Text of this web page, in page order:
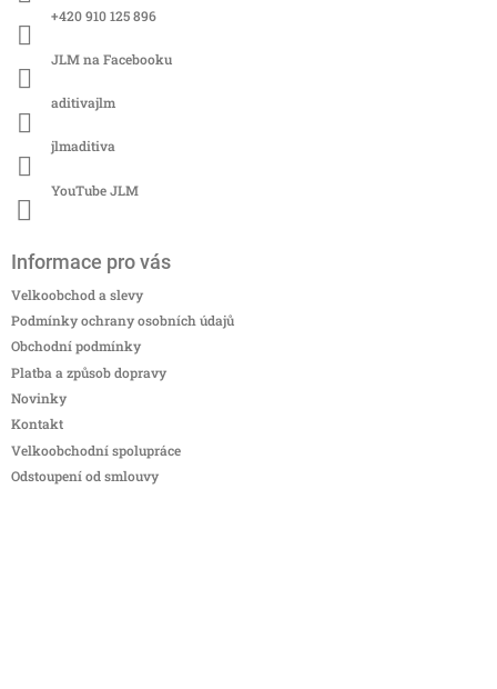
+420 910 125 896
JLM na Facebooku
aditivajlm
jlmaditiva
YouTube JLM
Informace pro vás
Velkoobchod a slevy
Podmínky ochrany osobních údajů
Obchodní podmínky
Platba a způsob dopravy
Novinky
Kontakt
Velkoobchodní spolupráce
Odstoupení od smlouvy